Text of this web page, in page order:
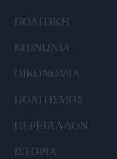
ΠΟΛΙΤΙΚΗ
ΚΟΙΝΩΝΙΑ
ΟΙΚΟΝΟΜΙΑ
ΠΟΛΙΤΙΣΜΟΣ
ΠΕΡΙΒΑΛΛΟΝ
ΙΣΤΟΡΙΑ